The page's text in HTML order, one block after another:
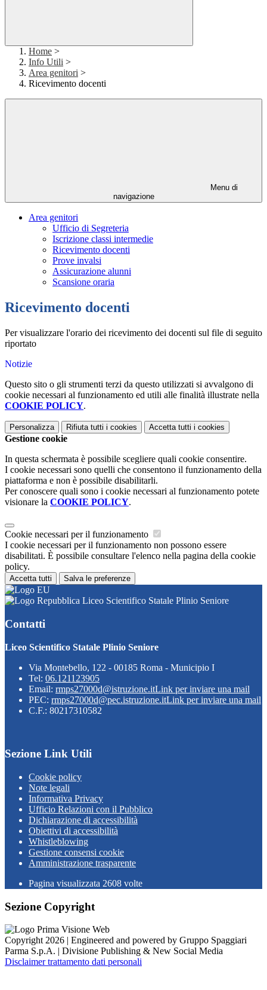
Home >
Info Utili >
Area genitori >
Ricevimento docenti
Menu di
navigazione
Area genitori
Ufficio di Segreteria
Iscrizione classi intermedie
Ricevimento docenti
Prove invalsi
Assicurazione alunni
Scansione oraria
Ricevimento docenti
Per visualizzare l'orario dei ricevimento dei docenti sul file di seguito
riportato
Notizie
Questo sito o gli strumenti terzi da questo utilizzati si avvalgono di
cookie necessari al funzionamento ed utili alle finalità illustrate nella
COOKIE POLICY.
Personalizza Rifiuta tutti i cookies Accetta tutti i cookies
Gestione cookie
In questa schermata è possibile scegliere quali cookie consentire.
I cookie necessari sono quelli che consentono il funzionamento della
piattaforma e non è possibile disabilitarli.
Per conoscere quali sono i cookie necessari al funzionamento potete
visionare la COOKIE POLICY.
Cookie necessari per il funzionamento
I cookie necessari per il funzionamento non possono essere
disabilitati. È possibile consultare l'elenco nella pagina della cookie
policy.
Accetta tutti Salva le preferenze
Liceo Scientifico Statale Plinio Seniore
Contatti
Liceo Scientifico Statale Plinio Seniore
Via Montebello, 122 - 00185 Roma - Municipio I
Tel: 06.121123905
Email: rmps27000d@istruzione.itLink per inviare una mail
PEC: rmps27000d@pec.istruzione.itLink per inviare una mail
C.F.: 80217310582
Sezione Link Utili
Cookie policy
Note legali
Informativa Privacy
Ufficio Relazioni con il Pubblico
Dichiarazione di accessibilità
Obiettivi di accessibilità
Whistleblowing
Gestione consensi cookie
Amministrazione trasparente
Pagina visualizzata 2608 volte
Sezione Copyright
Copyright 2026 | Engineered and powered by Gruppo Spaggiari
Parma S.p.A. | Divisione Publishing & New Social Media
Disclaimer trattamento dati personali